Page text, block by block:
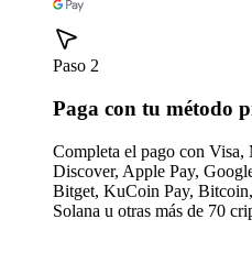
Paso 2
Paga con tu método
Completa el pago con Visa,
Discover, Apple Pay,
Bitget, KuCoin Pay,
Solana u otras más de 70